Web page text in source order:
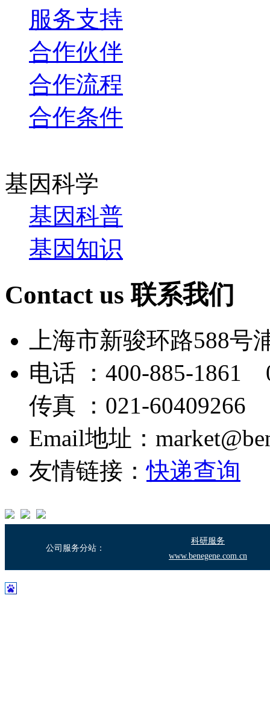
服务支持
合作伙伴
合作流程
合作条件
基因科学
基因科普
基因知识
Contact us 联系我们
上海市新骏环路588
电话 ：400-885-1861
传真 ：021-60409266
Email地址：
友情链接：快递查询
公司服务分站：
科研服务
www.benegene.com.cn